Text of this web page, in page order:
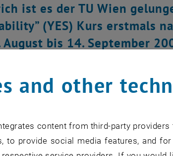
ist es der TU Wien
(YES) Kurs erstmals
August bis 14. September
Initiative der ETHsustainability Gruppe
aus der Industrie und
von Nachhaltigkeitsaspekten zu
aus der ganzen Welt eine einzigartige
and other
content from third-party
to provide social media features, and